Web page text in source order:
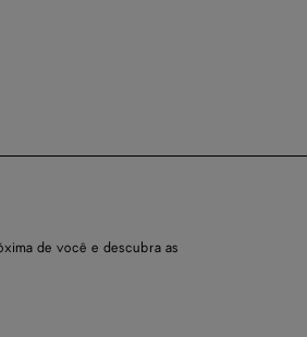
de você e descubra as